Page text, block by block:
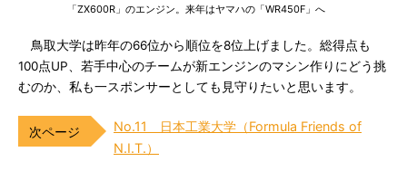
「ZX600R」のエンジン。来年はヤマハの「WR450F」へ
鳥取大学は昨年の66位から順位を8位上げました。総得点も
100点UP、若手中心のチームが新エンジンのマシン作りにどう挑
むのか、私も一スポンサーとしても見守りたいと思います。
No.11 日本工業大学（Formula Friends of
N.I.T.）